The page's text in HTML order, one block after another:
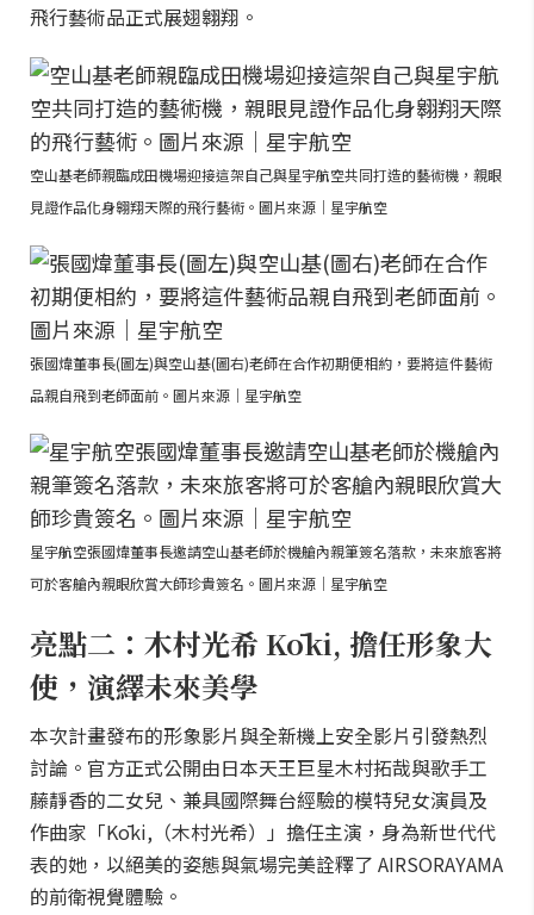
飛行藝術品正式展翅翱翔。
空山基老師親臨成田機場迎接這架自己與星宇航空共同打造的藝術機，親眼
見證作品化身翱翔天際的飛行藝術。圖片來源｜星宇航空
張國煒董事長(圖左)與空山基(圖右)老師在合作初期便相約，要將這件藝術
品親自飛到老師面前。圖片來源｜星宇航空
星宇航空張國煒董事長邀請空山基老師於機艙內親筆簽名落款，未來旅客將
可於客艙內親眼欣賞大師珍貴簽名。圖片來源｜星宇航空
亮點二：木村光希 Kōki, 擔任形象大
使，演繹未來美學
本次計畫發布的形象影片與全新機上安全影片引發熱烈
討論。官方正式公開由日本天王巨星木村拓哉與歌手工
藤靜香的二女兒、兼具國際舞台經驗的模特兒女演員及
作曲家「Kōki,（木村光希）」擔任主演，身為新世代代
表的她，以絕美的姿態與氣場完美詮釋了 AIRSORAYAMA
的前衛視覺體驗。